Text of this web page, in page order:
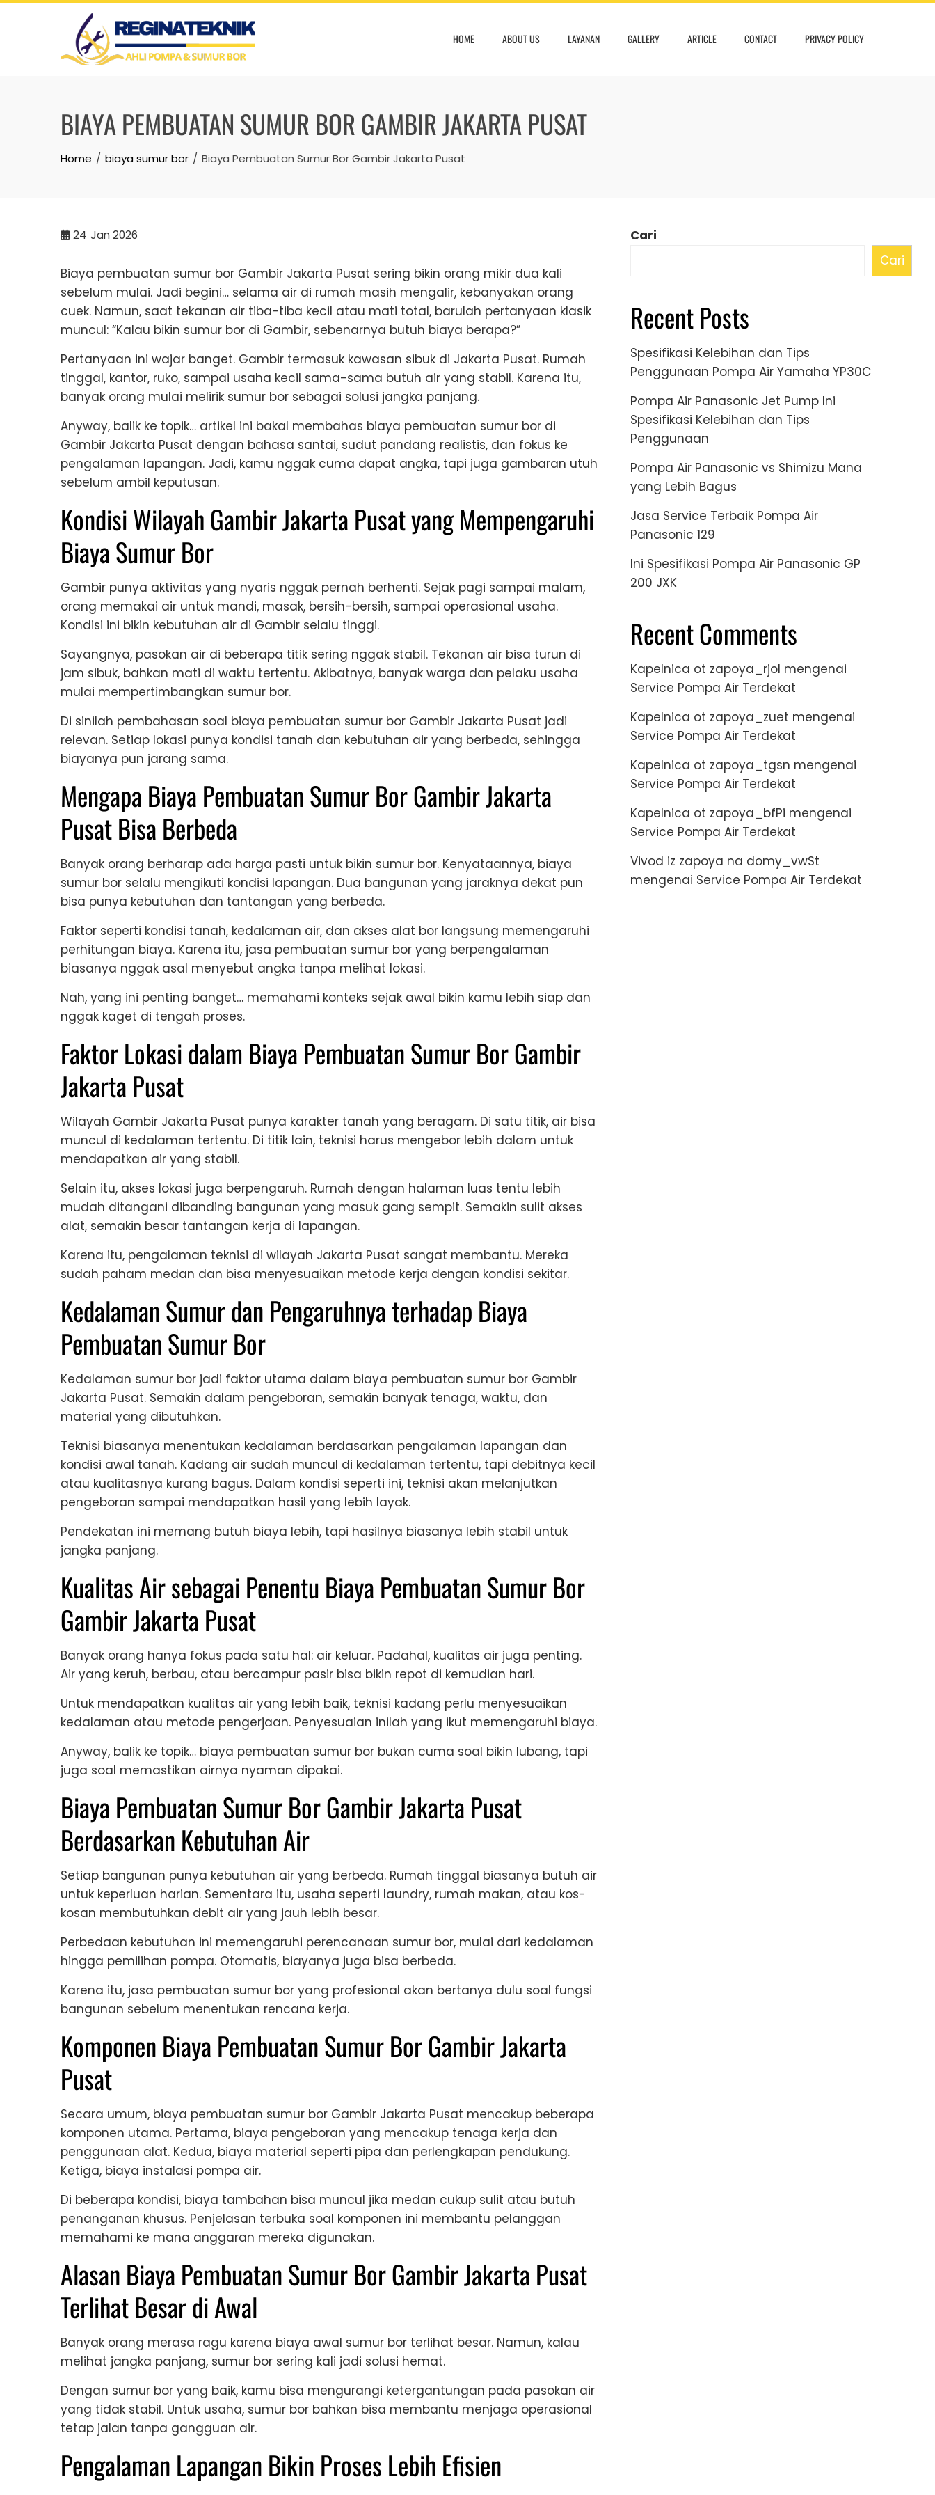
Skip
HOME ABOUT US LAYANAN GALLERY ARTICLE CONTACT PRIVACY POLICY
BIAYA PEMBUATAN SUMUR BOR GAMBIR JAKARTA PUSAT
Home biaya sumur bor Biaya Pembuatan Sumur Bor Gambir Jakarta Pusat
24 Jan 2026
Biaya pembuatan sumur bor Gambir Jakarta Pusat sering bikin orang mikir dua kali
sebelum mulai. Jadi begini… selama air di rumah masih mengalir, kebanyakan orang
cuek. Namun, saat tekanan air tiba-tiba kecil atau mati total, barulah pertanyaan klasik
muncul: “Kalau bikin sumur bor di Gambir, sebenarnya butuh biaya berapa?”
Pertanyaan ini wajar banget. Gambir termasuk kawasan sibuk di Jakarta Pusat. Rumah
tinggal, kantor, ruko, sampai usaha kecil sama-sama butuh air yang stabil. Karena itu,
banyak orang mulai melirik sumur bor sebagai solusi jangka panjang.
Anyway, balik ke topik… artikel ini bakal membahas biaya pembuatan sumur bor di
Gambir Jakarta Pusat dengan bahasa santai, sudut pandang realistis, dan fokus ke
pengalaman lapangan. Jadi, kamu nggak cuma dapat angka, tapi juga gambaran utuh
sebelum ambil keputusan.
Kondisi Wilayah Gambir Jakarta Pusat yang Mempengaruhi
Biaya Sumur Bor
Gambir punya aktivitas yang nyaris nggak pernah berhenti. Sejak pagi sampai malam,
orang memakai air untuk mandi, masak, bersih-bersih, sampai operasional usaha.
Kondisi ini bikin kebutuhan air di Gambir selalu tinggi.
Sayangnya, pasokan air di beberapa titik sering nggak stabil. Tekanan air bisa turun di
jam sibuk, bahkan mati di waktu tertentu. Akibatnya, banyak warga dan pelaku usaha
mulai mempertimbangkan sumur bor.
Di sinilah pembahasan soal biaya pembuatan sumur bor Gambir Jakarta Pusat jadi
relevan. Setiap lokasi punya kondisi tanah dan kebutuhan air yang berbeda, sehingga
biayanya pun jarang sama.
Mengapa Biaya Pembuatan Sumur Bor Gambir Jakarta
Pusat Bisa Berbeda
Banyak orang berharap ada harga pasti untuk bikin sumur bor. Kenyataannya, biaya
sumur bor selalu mengikuti kondisi lapangan. Dua bangunan yang jaraknya dekat pun
bisa punya kebutuhan dan tantangan yang berbeda.
Faktor seperti kondisi tanah, kedalaman air, dan akses alat bor langsung memengaruhi
perhitungan biaya. Karena itu, jasa pembuatan sumur bor yang berpengalaman
biasanya nggak asal menyebut angka tanpa melihat lokasi.
Nah, yang ini penting banget… memahami konteks sejak awal bikin kamu lebih siap dan
nggak kaget di tengah proses.
Faktor Lokasi dalam Biaya Pembuatan Sumur Bor Gambir
Jakarta Pusat
Wilayah Gambir Jakarta Pusat punya karakter tanah yang beragam. Di satu titik, air bisa
muncul di kedalaman tertentu. Di titik lain, teknisi harus mengebor lebih dalam untuk
mendapatkan air yang stabil.
Selain itu, akses lokasi juga berpengaruh. Rumah dengan halaman luas tentu lebih
mudah ditangani dibanding bangunan yang masuk gang sempit. Semakin sulit akses
alat, semakin besar tantangan kerja di lapangan.
Karena itu, pengalaman teknisi di wilayah Jakarta Pusat sangat membantu. Mereka
sudah paham medan dan bisa menyesuaikan metode kerja dengan kondisi sekitar.
Kedalaman Sumur dan Pengaruhnya terhadap Biaya
Pembuatan Sumur Bor
Kedalaman sumur bor jadi faktor utama dalam biaya pembuatan sumur bor Gambir
Jakarta Pusat. Semakin dalam pengeboran, semakin banyak tenaga, waktu, dan
material yang dibutuhkan.
Teknisi biasanya menentukan kedalaman berdasarkan pengalaman lapangan dan
kondisi awal tanah. Kadang air sudah muncul di kedalaman tertentu, tapi debitnya kecil
atau kualitasnya kurang bagus. Dalam kondisi seperti ini, teknisi akan melanjutkan
pengeboran sampai mendapatkan hasil yang lebih layak.
Pendekatan ini memang butuh biaya lebih, tapi hasilnya biasanya lebih stabil untuk
jangka panjang.
Kualitas Air sebagai Penentu Biaya Pembuatan Sumur Bor
Gambir Jakarta Pusat
Banyak orang hanya fokus pada satu hal: air keluar. Padahal, kualitas air juga penting.
Air yang keruh, berbau, atau bercampur pasir bisa bikin repot di kemudian hari.
Untuk mendapatkan kualitas air yang lebih baik, teknisi kadang perlu menyesuaikan
kedalaman atau metode pengerjaan. Penyesuaian inilah yang ikut memengaruhi biaya.
Anyway, balik ke topik… biaya pembuatan sumur bor bukan cuma soal bikin lubang, tapi
juga soal memastikan airnya nyaman dipakai.
Biaya Pembuatan Sumur Bor Gambir Jakarta Pusat
Berdasarkan Kebutuhan Air
Setiap bangunan punya kebutuhan air yang berbeda. Rumah tinggal biasanya butuh air
untuk keperluan harian. Sementara itu, usaha seperti laundry, rumah makan, atau kos-
kosan membutuhkan debit air yang jauh lebih besar.
Perbedaan kebutuhan ini memengaruhi perencanaan sumur bor, mulai dari kedalaman
hingga pemilihan pompa. Otomatis, biayanya juga bisa berbeda.
Karena itu, jasa pembuatan sumur bor yang profesional akan bertanya dulu soal fungsi
bangunan sebelum menentukan rencana kerja.
Komponen Biaya Pembuatan Sumur Bor Gambir Jakarta
Pusat
Secara umum, biaya pembuatan sumur bor Gambir Jakarta Pusat mencakup beberapa
komponen utama. Pertama, biaya pengeboran yang mencakup tenaga kerja dan
penggunaan alat. Kedua, biaya material seperti pipa dan perlengkapan pendukung.
Ketiga, biaya instalasi pompa air.
Di beberapa kondisi, biaya tambahan bisa muncul jika medan cukup sulit atau butuh
penanganan khusus. Penjelasan terbuka soal komponen ini membantu pelanggan
memahami ke mana anggaran mereka digunakan.
Alasan Biaya Pembuatan Sumur Bor Gambir Jakarta Pusat
Terlihat Besar di Awal
Banyak orang merasa ragu karena biaya awal sumur bor terlihat besar. Namun, kalau
melihat jangka panjang, sumur bor sering kali jadi solusi hemat.
Dengan sumur bor yang baik, kamu bisa mengurangi ketergantungan pada pasokan air
yang tidak stabil. Untuk usaha, sumur bor bahkan bisa membantu menjaga operasional
tetap jalan tanpa gangguan air.
Pengalaman Lapangan Bikin Proses Lebih Efisien
Cari
Cari
Recent Posts
Spesifikasi Kelebihan dan Tips
Penggunaan Pompa Air Yamaha YP30C
Pompa Air Panasonic Jet Pump Ini
Spesifikasi Kelebihan dan Tips
Penggunaan
Pompa Air Panasonic vs Shimizu Mana
yang Lebih Bagus
Jasa Service Terbaik Pompa Air
Panasonic 129
Ini Spesifikasi Pompa Air Panasonic GP
200 JXK
Recent Comments
Kapelnica ot zapoya_rjol mengenai
Service Pompa Air Terdekat
Kapelnica ot zapoya_zuet mengenai
Service Pompa Air Terdekat
Kapelnica ot zapoya_tgsn mengenai
Service Pompa Air Terdekat
Kapelnica ot zapoya_bfPi mengenai
Service Pompa Air Terdekat
Vivod iz zapoya na domy_vwSt
mengenai Service Pompa Air Terdekat